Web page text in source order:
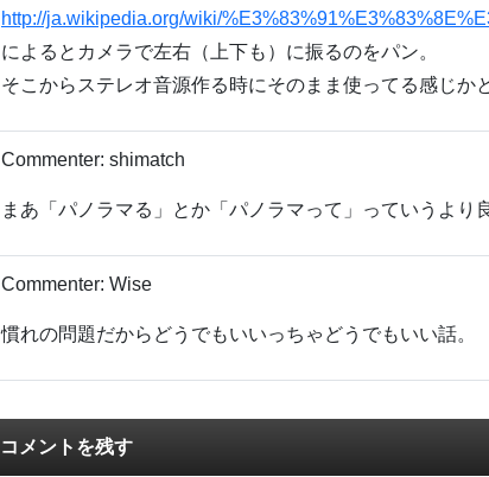
http://ja.wikipedia.org/wiki/
によるとカメラで左右（上下も）に振るのをパン。
そこからステレオ音源作る時にそのまま使ってる感じかと
Commenter: shimatch
まあ「パノラマる」とか「パノラマって」っていうより
Commenter: Wise
慣れの問題だからどうでもいいっちゃどうでもいい話。
コメントを残す